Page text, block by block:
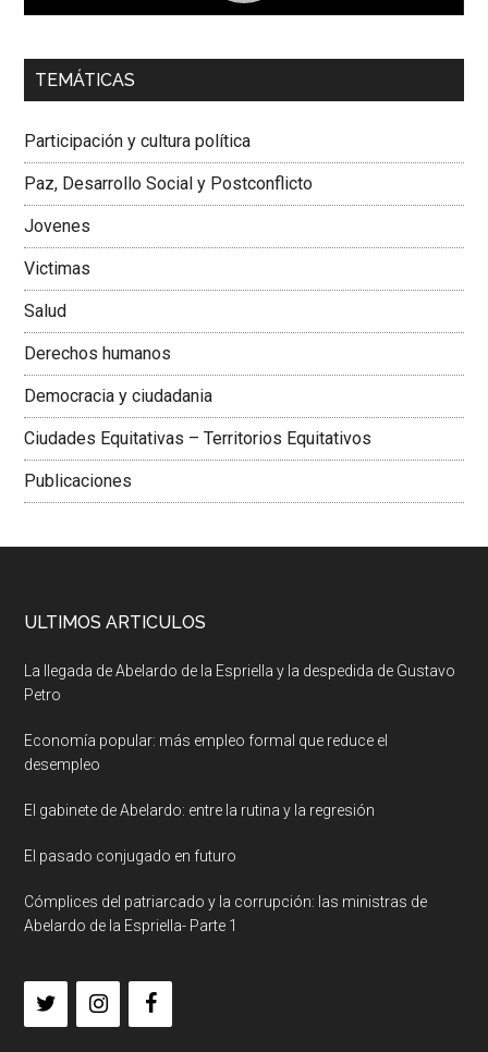
00:00 01:04
Dra. Carolina Corcho Mejía,Presidenta Corporación
Colombiana
TEMÁTICAS
Participación y cultura política
Paz, Desarrollo Social y Postconflicto
Jovenes
Victimas
Salud
Derechos humanos
Democracia y ciudadania
Ciudades Equitativas – Territorios Equitativos
Publicaciones
ULTIMOS ARTICULOS
La llegada de Abelardo de la Espriella y la despedida de Gustavo
Petro
Economía popular: más empleo formal que reduce el
desempleo
El gabinete de Abelardo: entre la rutina y la regresión
El pasado conjugado en futuro
Cómplices del patriarcado y la corrupción: las ministras de
Abelardo de la Espriella- Parte 1